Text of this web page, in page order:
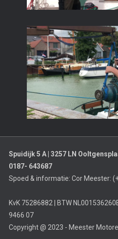
Spuidijk 5 A | 3257 LN
0187- 643687
Spoed & informatie: Cor Meester:
KvK 75286882 | BTW
9466 07
Copyright @ 2023 - Meester